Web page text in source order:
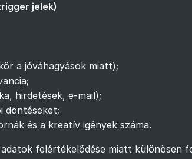
jelek)
a jóváhagyások miatt);
hirdetések, e-mail);
döntéseket;
és a kreatív igények száma.
felértékelődése miatt különösen